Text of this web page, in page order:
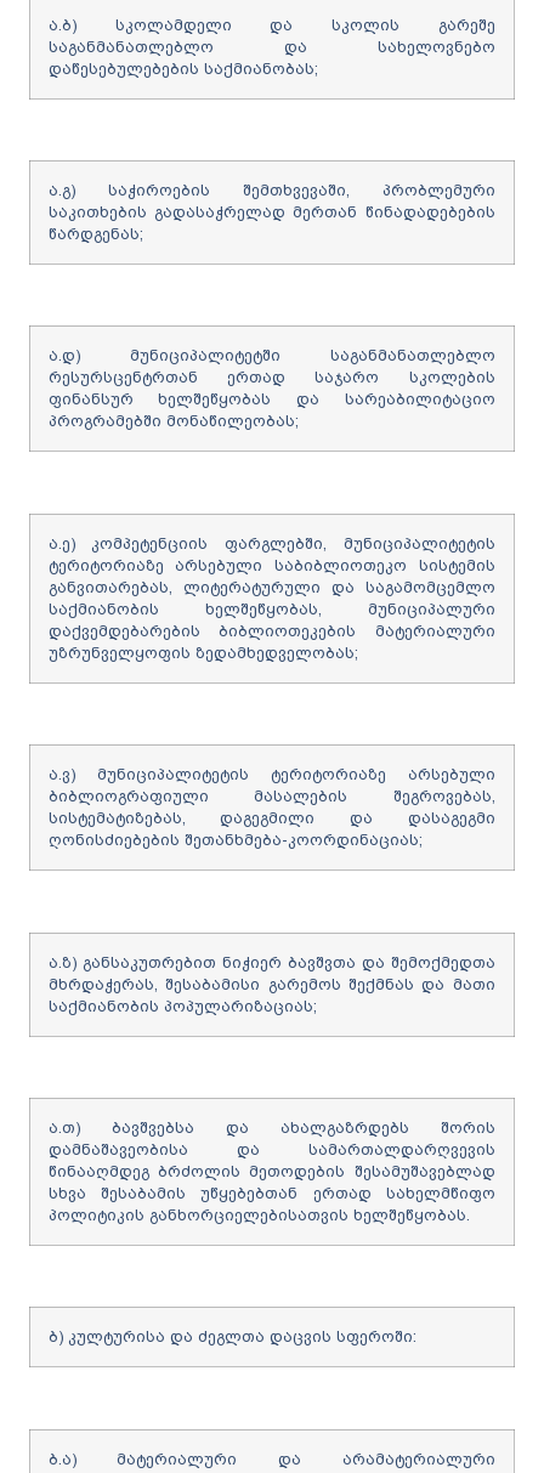
ა.ბ) სკოლამდელი და სკოლის გარეშე
საგანმანათლებლო და სახელოვნებო
დაწესებულებების საქმიანობას;
ა.გ) საჭიროების შემთხვევაში, პრობლემური
საკითხების გადასაჭრელად მერთან წინადადებების
წარდგენას;
ა.დ) მუნიციპალიტეტში საგანმანათლებლო
რესურსცენტრთან ერთად საჯარო სკოლების
ფინანსურ ხელშეწყობას და სარეაბილიტაციო
პროგრამებში მონაწილეობას;
ა.ე) კომპეტენციის ფარგლებში, მუნიციპალიტეტის
ტერიტორიაზე არსებული საბიბლიოთეკო სისტემის
განვითარებას, ლიტერატურული და საგამომცემლო
საქმიანობის ხელშეწყობას, მუნიციპალური
დაქვემდებარების ბიბლიოთეკების მატერიალური
უზრუნველყოფის ზედამხედველობას;
ა.ვ) მუნიციპალიტეტის ტერიტორიაზე არსებული
ბიბლიოგრაფიული მასალების შეგროვებას,
სისტემატიზებას, დაგეგმილი და დასაგეგმი
ღონისძიებების შეთანხმება-კოორდინაციას;
ა.ზ) განსაკუთრებით ნიჭიერ ბავშვთა და შემოქმედთა
მხრდაჭერას, შესაბამისი გარემოს შექმნას და მათი
საქმიანობის პოპულარიზაციას;
ა.თ) ბავშვებსა და ახალგაზრდებს შორის
დამნაშავეობისა და სამართალდარღვევის
წინააღმდეგ ბრძოლის მეთოდების შესამუშავებლად
სხვა შესაბამის უწყებებთან ერთად სახელმწიფო
პოლიტიკის განხორციელებისათვის ხელშეწყობას.
ბ) კულტურისა და ძეგლთა დაცვის სფეროში:
ბ.ა) მატერიალური და არამატერიალური